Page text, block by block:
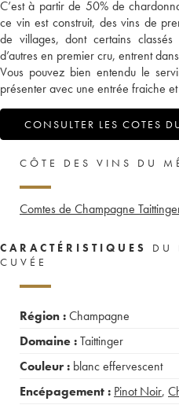
C’est à partir de 50% de
ce vin est construit, des vins de
de villages, dont certains
d’autres en premier cru, entrent
Vous pouvez bien entendu le
présenter avec une entrée fraiche
CONSULTER LES COTES
CÔTE DES VINS DU
Comtes de Champagne
CARACTÉRISTIQUES
DU
CUVÉE
Région :Champagne
Domaine :Taittinger
Couleur : blanc effervescent
Encépagement : Pinot Noir,